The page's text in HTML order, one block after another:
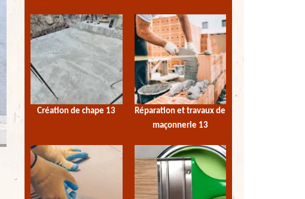
Création de chape 13
Réparation et travaux de
maçonnerie 13